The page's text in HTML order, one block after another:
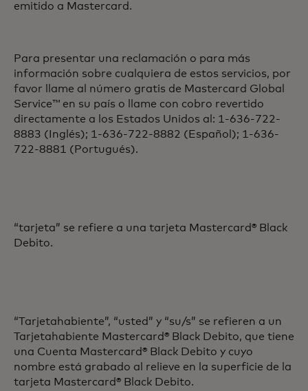
emitido a Mastercard.
Para presentar una reclamación o para más
información sobre cualquiera de estos servicios, por
favor llame al número gratis de Mastercard Global
Service™ en su país o llame con cobro revertido
directamente a los Estados Unidos al: 1-636-722-
8883 (Inglés); 1-636-722-8882 (Español); 1-636-
722-8881 (Portugués).
“tarjeta” se refiere a una tarjeta Mastercard® Black
Debito.
“Tarjetahabiente”, “usted” y “su/s” se refieren a un
Tarjetahabiente Mastercard® Black Debito, que tiene
una Cuenta Mastercard® Black Debito y cuyo
nombre está grabado al relieve en la superficie de la
tarjeta Mastercard® Black Debito.